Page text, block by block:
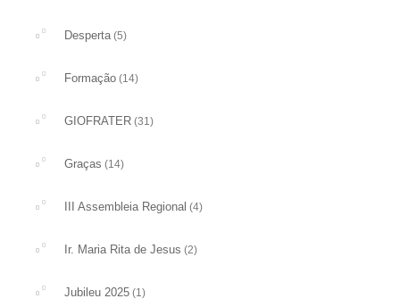
Desperta (5)
Formação (14)
GIOFRATER (31)
Graças (14)
III Assembleia Regional (4)
Ir. Maria Rita de Jesus (2)
Jubileu 2025 (1)